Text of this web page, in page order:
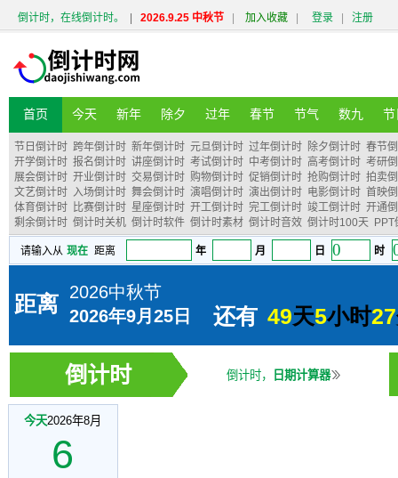
倒计时，在线倒计时。 2026.9.25 中秋节 加入收藏 登录 注册
首页 今天 新年 除夕 过年 春节 节气 数九 节
节日倒计时 跨年倒计时 新年倒计时 元旦倒计时 过年倒计时 除夕倒计时 春节
开学倒计时 报名倒计时 讲座倒计时 考试倒计时 中考倒计时 高考倒计时 考研
展会倒计时 开业倒计时 交易倒计时 购物倒计时 促销倒计时 抢购倒计时 拍卖
文艺倒计时 入场倒计时 舞会倒计时 演唱倒计时 演出倒计时 电影倒计时 首映
体育倒计时 比赛倒计时 星座倒计时 开工倒计时 完工倒计时 竣工倒计时 开通
剩余倒计时 倒计时关机 倒计时软件 倒计时素材 倒计时音效 倒计时100天 PPT
倒计时 倒计时， 日期计算器
今天2026年8月
6